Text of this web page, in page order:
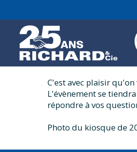
Nous
Québec
C'est avec plaisir
L'évènement se
répondre à vos
Photo du kiosque de